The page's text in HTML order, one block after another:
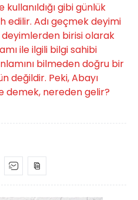
gibi günlük
Adı geçmek deyimi
birisi olarak
ile ilgili bilgi sahibi
bilmeden doğru bir
değildir. Peki, Abayı
demek, nereden gelir?